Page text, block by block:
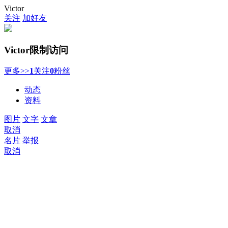
Victor
关注 加好友
Victor限制访问
更多>>1关注0粉丝
动态
资料
图片 文字 文章
取消
名片 举报
取消